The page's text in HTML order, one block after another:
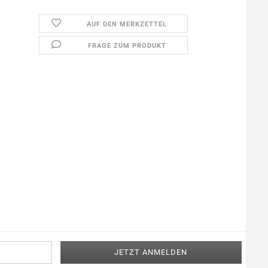
AUF DEN MERKZETTEL
FRAGE ZUM PRODUKT